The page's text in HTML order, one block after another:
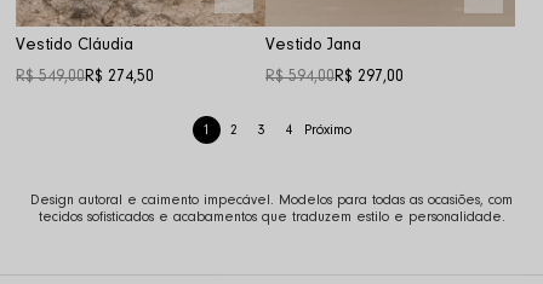
Vestido Cláudia
R$ 549,00R$ 274,50
Vestido Jana
R$ 594,00R$ 297,00
1 2 3 4
Design autoral e caimento impecável. Modelos para todas as ocasiões, com
tecidos sofisticados e acabamentos que traduzem estilo e personalidade.